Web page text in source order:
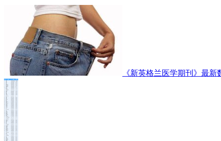
《新英格兰医学期刊》最新